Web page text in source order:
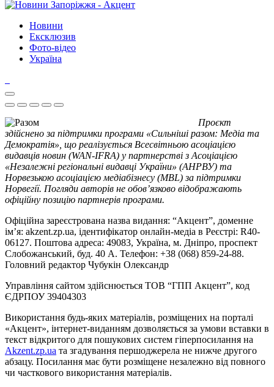
Новини
Ексклюзив
Фото-відео
Україна
Проєкт
здійснено за підтримки програми «Сильніші разом: Медіа та
Демократія», що реалізується Всесвітньою асоціацією
видавців новин (WAN-IFRA) у партнерстві з Асоціацією
«Незалежні регіональні видавці України» (АНРВУ) та
Норвезькою асоціацією медіабізнесу (MBL) за підтримки
Норвегії. Погляди авторів не обов’язково відображають
офіційну позицію партнерів програми.
Офіційна зареєстрована назва видання: “Акцент”, доменне
ім’я: akzent.zp.ua, ідентифікатор онлайн-медіа в Реєстрі: R40-
06127. Поштова адреса: 49083, Україна, м. Дніпро, проспект
Слобожанський, буд. 40 А. Телефон: +38 (068) 859-24-88.
Головний редактор Чубукін Олександр
Управління сайтом здійснюється ТОВ “ГПП Акцент”, код
ЄДРПОУ 39404303
Використання будь-яких матеріалів, розміщених на порталі
«Акцент», інтернет-виданням дозволяється за умови вставки в
текст відкритого для пошукових систем гіперпосилання на
Akzent.zp.ua та згадування першоджерела не нижче другого
абзацу. Посилання має бути розміщене незалежно від повного
чи часткового використання матеріалів.